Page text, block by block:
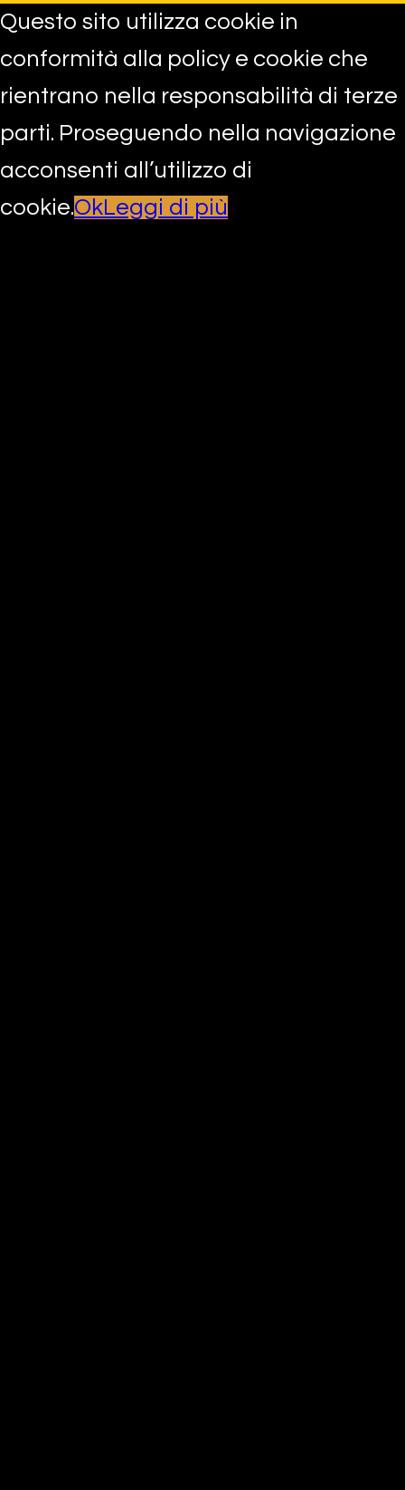
Questo sito utilizza cookie in
conformità alla policy e cookie che
rientrano nella responsabilità di terze
parti. Proseguendo nella navigazione
acconsenti all’utilizzo di
cookie.OkLeggi di più